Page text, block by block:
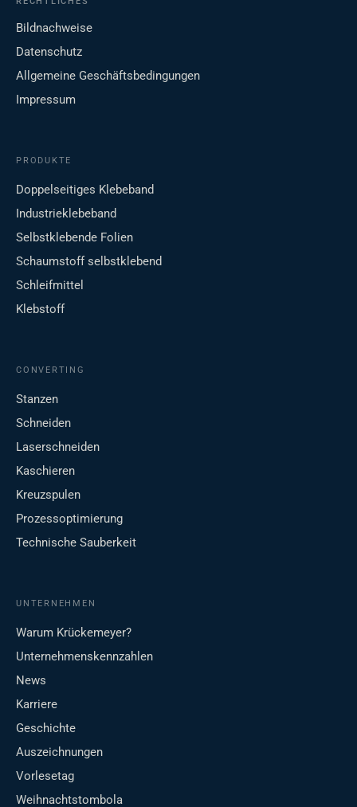
Bildnachweise
Datenschutz
Allgemeine Geschäftsbedingungen
Impressum
PRODUKTE
Doppelseitiges Klebeband
Industrieklebeband
Selbstklebende Folien
Schaumstoff selbstklebend
Schleifmittel
Klebstoff
CONVERTING
Stanzen
Schneiden
Laserschneiden
Kaschieren
Kreuzspulen
Prozessoptimierung
Technische Sauberkeit
UNTERNEHMEN
Warum Krückemeyer?
Unternehmenskennzahlen
News
Karriere
Geschichte
Auszeichnungen
Vorlesetag
Weihnachtstombola